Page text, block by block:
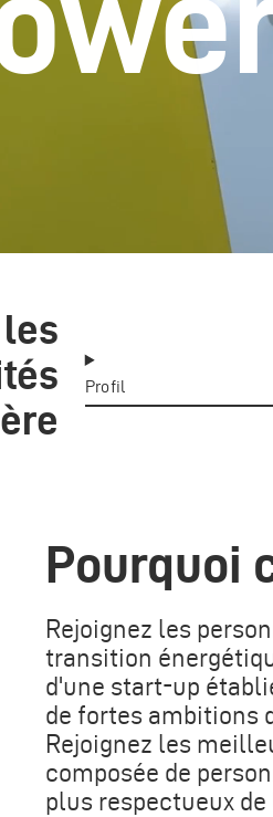
Profil
Pourquoi
Rejoignez les
transition
d'une start-up
de fortes ambitions
Rejoignez les
composée de
plus respectueux